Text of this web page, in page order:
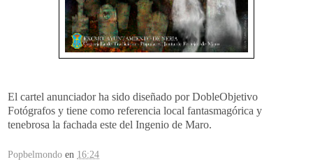
El cartel anunciador ha sido diseñado por DobleObjetivo
Fotógrafos y tiene como referencia local fantasmagórica y
tenebrosa la fachada este del Ingenio de Maro.
Popbelmondo en 16:24